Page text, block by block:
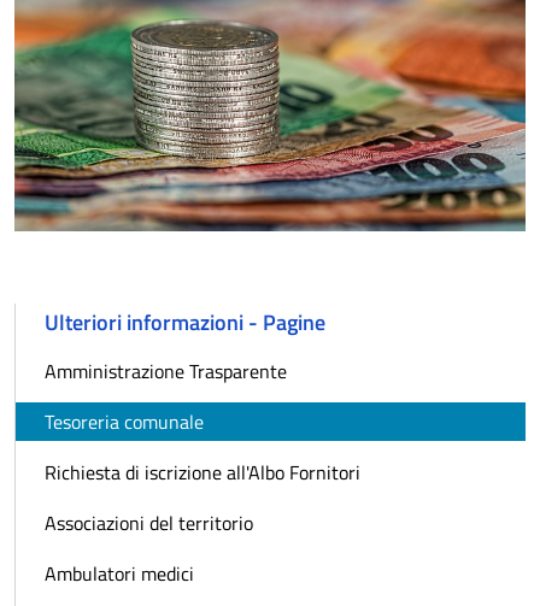
Ulteriori informazioni - Pagine
Amministrazione Trasparente
Tesoreria comunale
Richiesta di iscrizione all'Albo Fornitori
Associazioni del territorio
Ambulatori medici